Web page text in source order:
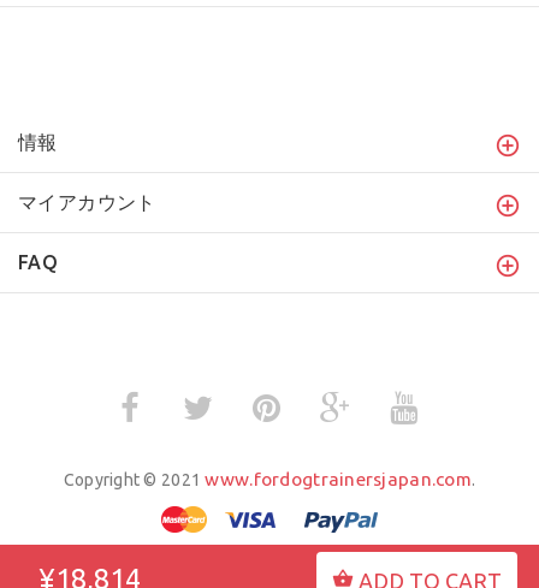
¥18,814 ADD TO CART
情報
マイアカウント
FAQ
Copyright © 2021www.fordogtrainersjapan.com.